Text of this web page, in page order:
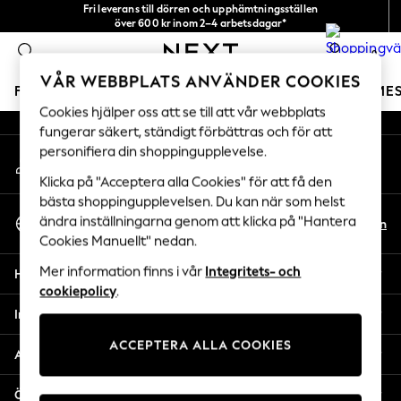
Fri leverans till dörren och upphämtningsställen
över 600 kr inom 2–4 arbetsdagar*
0
FLICKOR POJKAR BABY DAMER HERRAR
GIRLS
New In
50 - 92cm
98 - 110cm
116 - 134cm
140 - 174cm
Trending: Top & Short Sets
Trending: Clogs
All Clothing
Coats & Jackets
Sweatshirts & Hoodies
An error occurred on client
Våra sociala nätverk
Mitt konto
Logga in på ditt konto
Välj Språk
Svenska
Sv En
Hjälp
Integritet & Juridik
Avdelningar
Övriga tjänster
VÅR WEBBPLATS ANVÄNDER COOKIES
Cookies hjälper oss att se till att vår webbplats
fungerar säkert, ständigt förbättras och för att
personifiera din shoppingupplevelse.
Klicka på "Acceptera alla Cookies" för att få den
bästa shoppingupplevelsen. Du kan när som helst
ändra inställningarna genom att klicka på "Hantera
Cookies Manuellt" nedan.
Mer information finns i vår Integritets- och
cookiepolicy.
ACCEPTERA ALLA COOKIES